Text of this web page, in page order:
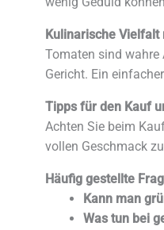
Kulinarische Vielfalt
Tomaten sind wahre
Gericht. Ein
Tipps für den Kauf
Achten Sie beim
vollen Geschmack
Häufig gestellte
Kann man
Was tun bei